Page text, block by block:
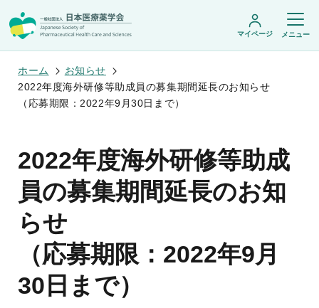
会頭挨拶
設立趣旨・活動概要
沿革・あゆみ
組織・名簿
委員会
規程・細則
情報公開
学会概要
薬剤師業務に関する情報提供
学術集会・セミナー
開催予定のイベント一覧
年会
医療薬学公開シンポジウム
フレッシャーズ・カンファランス
臨床研究セミナー
薬物療法集中講義
がん専門薬剤師集中教育講座
がん専門薬剤師全体会議
がん専門薬剤師アドバンスト研修会
学術誌・書籍
医療薬学
JPHCS（英文誌）
出版書籍
専門薬剤師制度
専門薬剤師制度トップ
医療薬学専門薬剤師制度
がん専門薬剤師制度
調査研究・学会賞・海外研修
マイページ メニュー
ホーム
お知らせ
2022年度海外研修等助成員の募集期間延長のお知らせ
（応募期限：2022年9月30日まで）
2022年度海外研修等助成
員の募集期間延長のお知
らせ
（応募期限：2022年9月
30日まで）